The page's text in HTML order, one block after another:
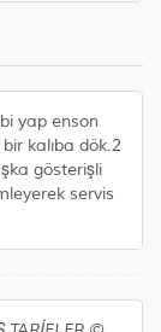
yap enson
kalıba dök.2
gösterişli
servis